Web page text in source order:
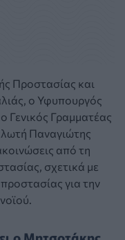
Προστασίας και
ο Υφυπουργός
Γενικός Γραμματέας
Παναγιώτης
από τη
σχετικά με
για την